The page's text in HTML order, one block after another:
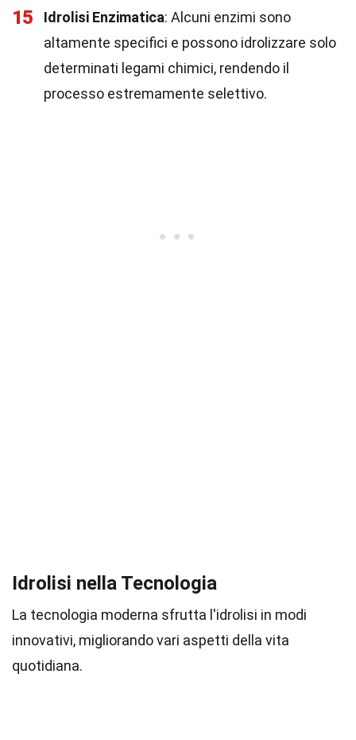
15 Idrolisi Enzimatica: Alcuni enzimi sono
altamente specifici e possono idrolizzare solo
determinati legami chimici, rendendo il
processo estremamente selettivo.
Idrolisi nella Tecnologia
La tecnologia moderna sfrutta l'idrolisi in modi
innovativi, migliorando vari aspetti della vita
quotidiana.